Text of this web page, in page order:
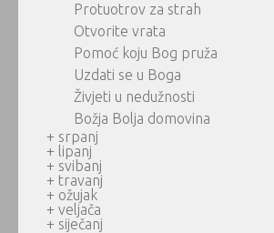
Protuotrov za strah
Otvorite vrata
Pomoć koju Bog pruža
Uzdati se u Boga
Živjeti u nedužnosti
Božja Bolja domovina
+ srpanj
+ lipanj
+ svibanj
+ travanj
+ ožujak
+ veljača
+ siječanj